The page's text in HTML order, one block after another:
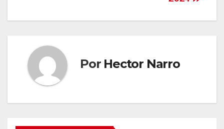
Por Hector Narro